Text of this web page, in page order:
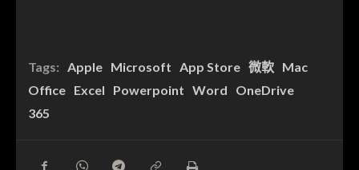
Tags: Apple Microsoft App Store 微軟 Mac
Office Excel Powerpoint Word
OneDrive
365